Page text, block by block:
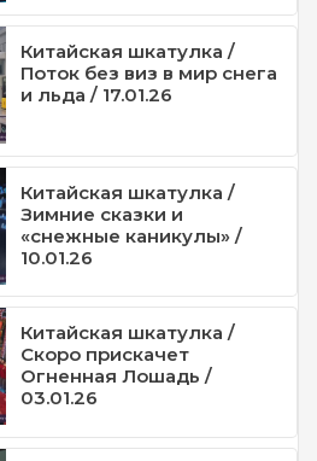
Китайская шкатулка /
Поток без виз в мир снега
и льда / 17.01.26
Китайская шкатулка /
Зимние сказки и
«снежные каникулы» /
10.01.26
Китайская шкатулка /
Скоро прискачет
Огненная Лошадь /
03.01.26